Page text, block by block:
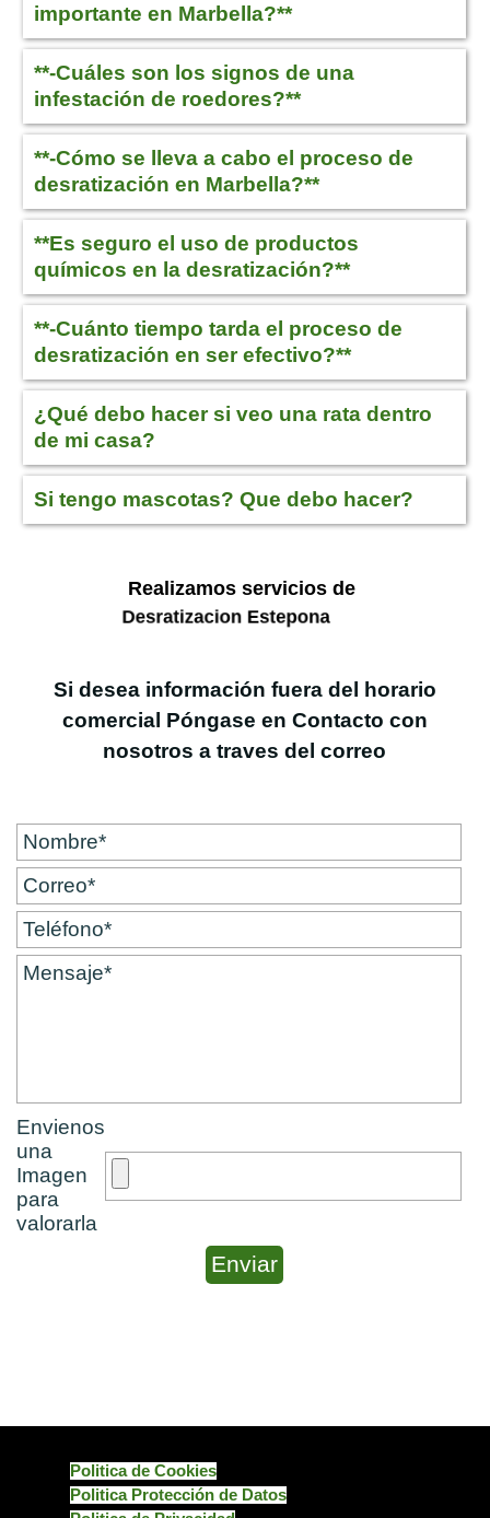
importante en Marbella?**
**-Cuáles son los signos de una
infestación de roedores?**
**-Cómo se lleva a cabo el proceso de
desratización en Marbella?**
**Es seguro el uso de productos
químicos en la desratización?**
**-Cuánto tiempo tarda el proceso de
desratización en ser efectivo?**
¿Qué debo hacer si veo una rata dentro
de mi casa?
Si tengo mascotas? Que debo hacer?
Realizamos servicios de
Desratizacion Estepona
Si desea información fuera del horario
comercial Póngase en Contacto con
nosotros a traves del correo
Envienos
una
Imagen
para
valorarla
Politica de Cookies
Politica Protección de Datos